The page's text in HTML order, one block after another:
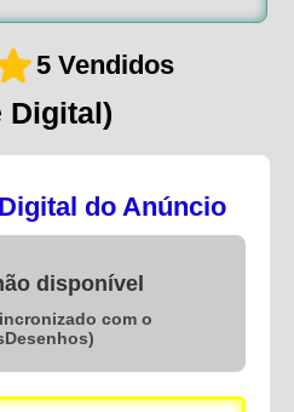
5 Vendidos
Digital)
do Anúncio
disponível
com o